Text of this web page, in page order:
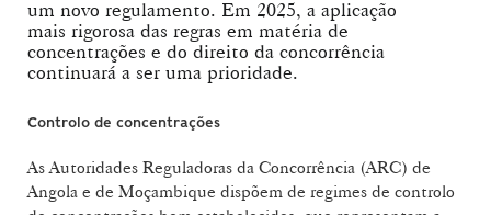
um novo regulamento. Em 2025, a aplicação
mais rigorosa das regras em matéria de
concentrações e do direito da concorrência
continuará a ser uma prioridade.
Controlo de concentrações
As Autoridades Reguladoras da Concorrência (ARC) de
Angola e de Moçambique dispõem de regimes de controlo